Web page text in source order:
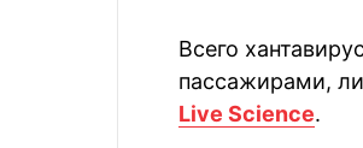
Всего
пассажирами,
Live Science.